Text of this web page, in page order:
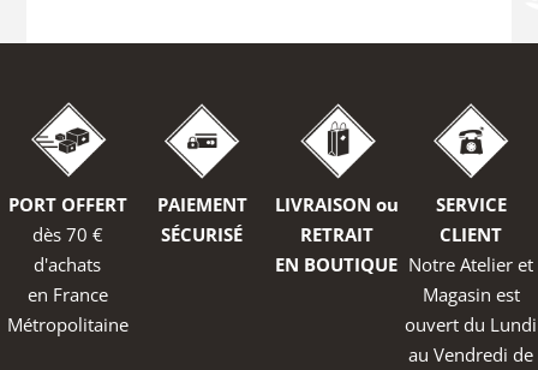
PORT OFFERT
dès 70 €
d'achats
en France
Métropolitaine
PAIEMENT
SÉCURISÉ
LIVRAISON ou
RETRAIT
EN BOUTIQUE
SERVICE
CLIENT
Notre Atelier et
Magasin est
ouvert du Lundi
au Vendredi de